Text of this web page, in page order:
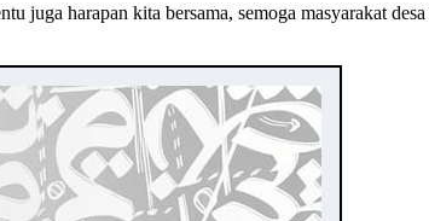
harapan kita bersama, semoga masyarakat